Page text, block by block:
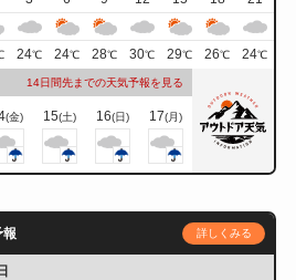
24℃ 24℃ 28℃ 30℃ 29℃ 26℃ 24℃
14日間先までの天気予報を見る
(金) 15(土) 16(日) 17(月)
詳しくみる